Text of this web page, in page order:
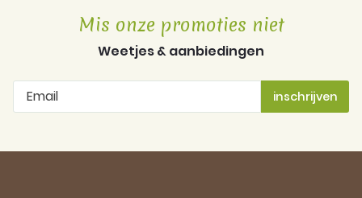
Mis onze promoties niet
Weetjes & aanbiedingen